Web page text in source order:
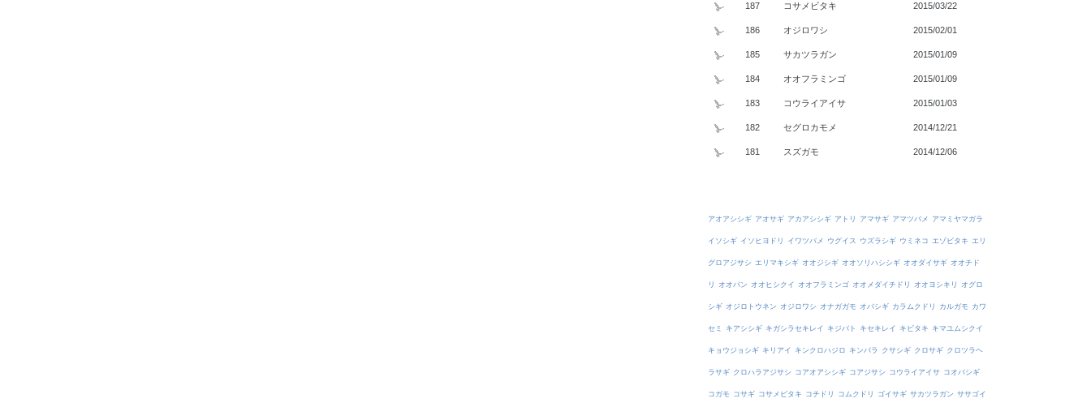
187 コサメビタキ 2015/03/22
186 オジロワシ 2015/02/01
185 サカツラガン 2015/01/09
184 オオフラミンゴ 2015/01/09
183 コウライアイサ 2015/01/03
182 セグロカモメ 2014/12/21
181 スズガモ 2014/12/06
アオアシシギ アオサギ アカアシシギ アトリ アマサギ アマツバメ アマミヤマガラ
イソシギ イソヒヨドリ イワツバメ ウグイス ウズラシギ ウミネコ エゾビタキ エリ
グロアジサシ エリマキシギ オオジシギ オオソリハシシギ オオダイサギ オオチド
リ オオバン オオヒシクイ オオフラミンゴ オオメダイチドリ オオヨシキリ オグロ
シギ オジロトウネン オジロワシ オナガガモ オバシギ カラムクドリ カルガモ カワ
セミ キアシシギ キガシラセキレイ キジバト キセキレイ キビタキ キマユムシクイ
キョウジョシギ キリアイ キンクロハジロ キンパラ クサシギ クロサギ クロツラヘ
ラサギ クロハラアジサシ コアオアシシギ コアジサシ コウライアイサ コオバシギ
コガモ コサギ コサメビタキ コチドリ コムクドリ ゴイサギ サカツラガン ササゴイ